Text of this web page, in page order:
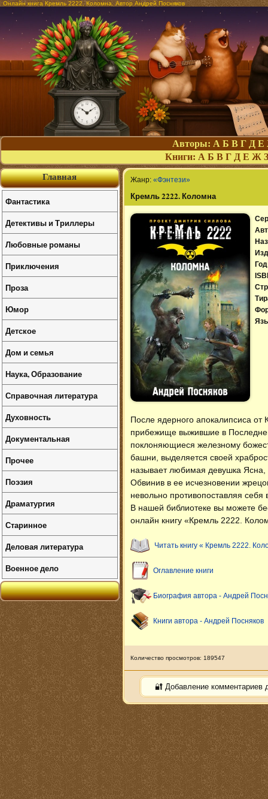
Онлайн книга Кремль 2222. Коломна. Автор Андрей Посняков
Авторы: А Б В Г Д Е
Книги: А Б В Г Д Е Ж З
Жанр: «Фэнтези»
Кремль 2222. Коломна
После ядерного апокалипсиса
прибежище выжившие в
поклоняющиеся железному
башни, выделяется своей
называет любимая девушка
Обвинив в ее исчезновении
невольно противопоставляя
В нашей библиотеке вы можете
онлайн книгу «Кремль 2222.
Читать книгу « Кремль 2222.
Оглавление книги
Биография автора - Андрей
Книги автора - Андрей Посняков
Количество просмотров: 189547
🔐 Добавление комментариев
Главная
Фантастика
Детективы и Триллеры
Любовные романы
Приключения
Проза
Юмор
Детское
Дом и семья
Наука, Образование
Справочная литература
Духовность
Документальная
Прочее
Поэзия
Драматургия
Старинное
Деловая литература
Военное дело